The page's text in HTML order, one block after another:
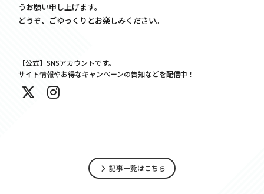
うお願い申し上げます。
どうぞ、ごゆっくりとお楽しみください。
【公式】SNSアカウントです。
サイト情報やお得なキャンペーンの告知などを配信中！
記事一覧はこちら